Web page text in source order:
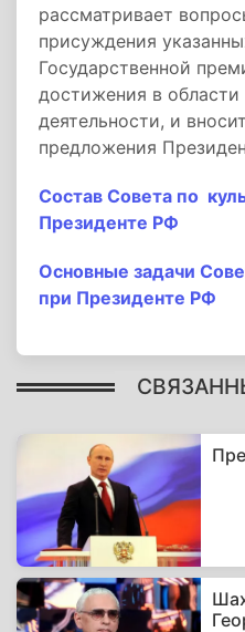
рассматривает
присуждения
Государственной
достижения в области
деятельности, и
предложения
Состав Совета по
Президенте РФ
Основные задачи
при Президенте РФ